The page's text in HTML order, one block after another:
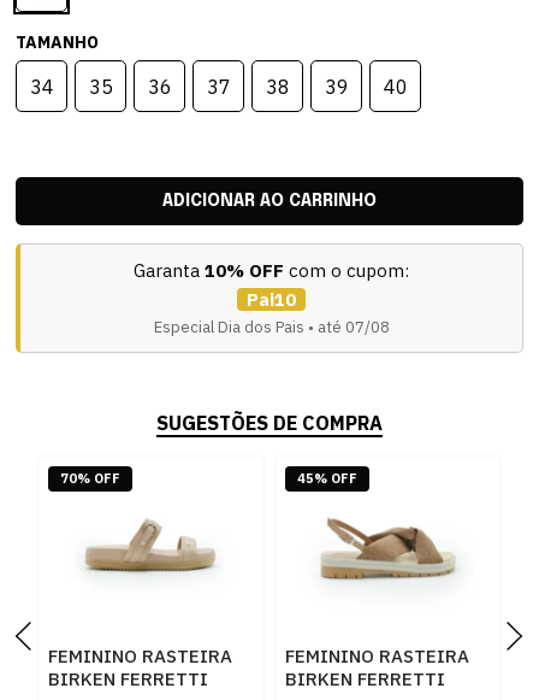
TAMANHO
34 35 36 37 38 39 40
Garanta 10% OFF com o cupom:
Pai10
Especial Dia dos Pais • até 07/08
SUGESTÕES DE COMPRA
FEMININO RASTEIRA
BIRKEN FERRETTI
70% OFF
FEMININO RASTEIRA
BIRKEN FERRETTI
45% OFF